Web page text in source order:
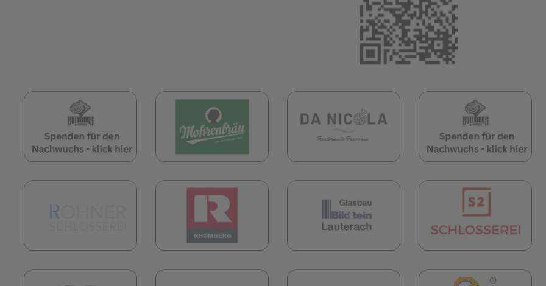
(öffnet in neuem Tab) (öffnet in neuem Tab) (öffnet in neuem Tab)
(öffnet in neuem Tab) (öffnet in neuem Tab) (öffnet in neuem Tab)